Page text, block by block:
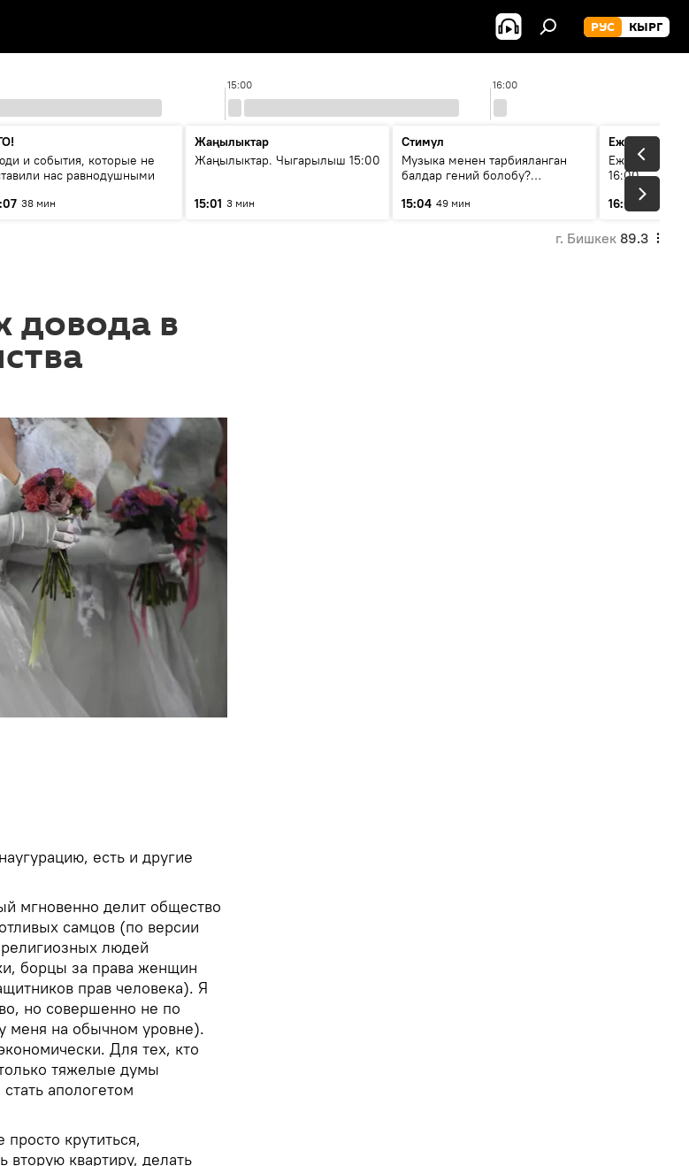
РУС КЫРГ
15:00 16:00
и события, которые не
нас равнодушными
38 мин
Жаңылыктар
Жаңылыктар. Чыгарылыш 15:00
15:01 3 мин
Стимул
Музыка менен тарбияланган
балдар гений болобу?
музыканын орду
15:04 49 мин
Ежедневные
Ежедневные
16:00
16:01
3 мин
г. Бишкек 89.3
довода в
есть и другие
мгновенно делит общество
самцов (по версии
людей
борцы за права женщин
прав человека). Я
но совершенно не по
меня на обычном уровне).
Для тех, кто
тяжелые думы
апологетом
крутиться,
вторую квартиру, делать